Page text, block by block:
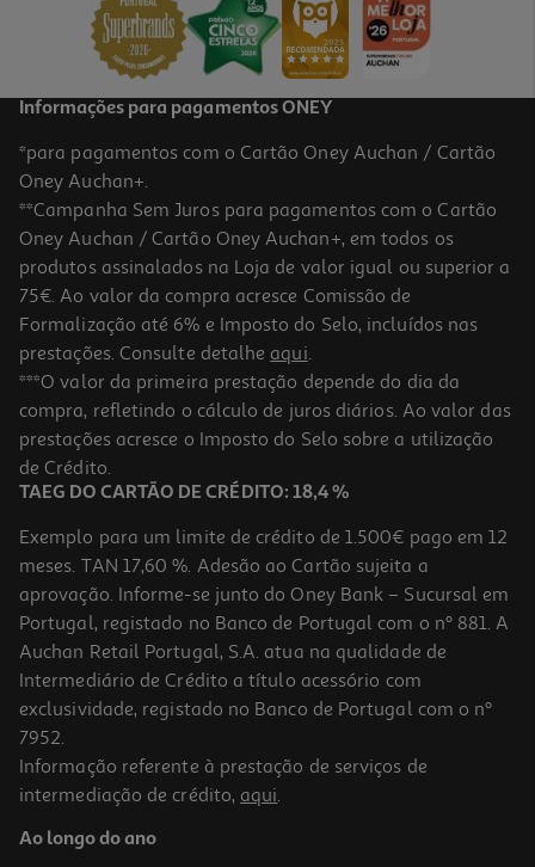
Informações para pagamentos ONEY
*para pagamentos com o Cartão Oney Auchan / Cartão
Oney Auchan+.
**Campanha Sem Juros para pagamentos com o Cartão
Oney Auchan / Cartão Oney Auchan+, em todos os
produtos assinalados na Loja de valor igual ou superior a
75€. Ao valor da compra acresce Comissão de
Formalização até 6% e Imposto do Selo, incluídos nas
prestações. Consulte detalhe aqui.
***O valor da primeira prestação depende do dia da
compra, refletindo o cálculo de juros diários. Ao valor das
prestações acresce o Imposto do Selo sobre a utilização
de Crédito.
TAEG DO CARTÃO DE CRÉDITO: 18,4 %
Exemplo para um limite de crédito de 1.500€ pago em 12
meses. TAN 17,60 %. Adesão ao Cartão sujeita a
aprovação. Informe-se junto do Oney Bank – Sucursal em
Portugal, registado no Banco de Portugal com o nº 881. A
Auchan Retail Portugal, S.A. atua na qualidade de
Intermediário de Crédito a título acessório com
exclusividade, registado no Banco de Portugal com o nº
7952.
Informação referente à prestação de serviços de
intermediação de crédito, aqui.
Ao longo do ano